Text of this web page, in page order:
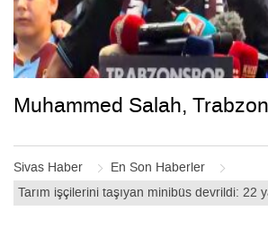
Sivas Haber
En Son Haberler
Tarım işçilerini taşıyan minibüs devrildi: 22
Muhammed Salah,